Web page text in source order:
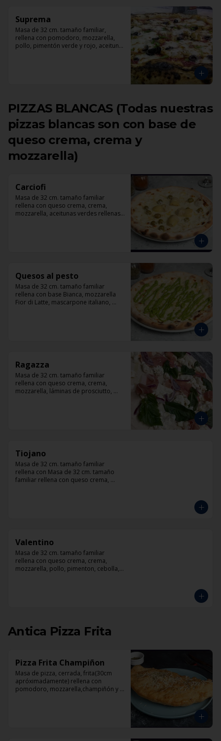
Suprema
Masa de 32 cm. tamaño familiar,
rellena con pomodoro, mozzarella,
pollo, pimentón verde y rojo, aceituna
PIZZAS BLANCAS (Todas nuestras
pizzas blancas son con base de
queso crema, crema y
mozzarella)
Carciofi
Masa de 32 cm. tamaño familiar
rellena con queso crema, crema,
mozzarella, aceitunas verdes rellenas
Quesos al pesto
Masa de 32 cm. tamaño familiar
rellena con base Bianca, mozzarella
Fior di Latte, mascarpone italiano,
Ragazza
Masa de 32 cm. tamaño familiar
rellena con queso crema, crema,
mozzarella, láminas de prosciutto,
Tiojano
Masa de 32 cm. tamaño familiar
rellena con Masa de 32 cm. tamaño
familiar rellena con queso crema,
Valentino
Masa de 32 cm. tamaño familiar
rellena con queso crema, crema,
mozzarella, pollo, pimenton, cebolla,
Antica Pizza Frita
Pizza Frita Champiñon
Masa de pizza, cerrada, frita(30cm
apróximadamente) rellena con
pomodoro, mozzarella,champiñón y